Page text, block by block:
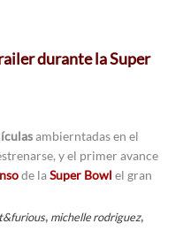
durante la Super
ambierntadas en el
y el primer avance
de laSuper Bowl el gran
, michelle rodriguez,